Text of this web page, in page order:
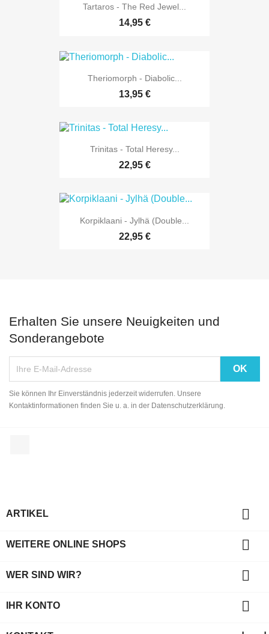
Tartaros - The Red Jewel...
14,95 €
Theriomorph - Diabolic...
13,95 €
Trinitas - Total Heresy...
22,95 €
Korpiklaani - Jylhä (Double...
22,95 €
Erhalten Sie unsere Neuigkeiten und
Sonderangebote
Sie können Ihr Einverständnis jederzeit widerrufen. Unsere
Kontaktinformationen finden Sie u. a. in der Datenschutzerklärung.
ARTIKEL 
WEITERE ONLINE SHOPS 
WER SIND WIR? 
IHR KONTO 